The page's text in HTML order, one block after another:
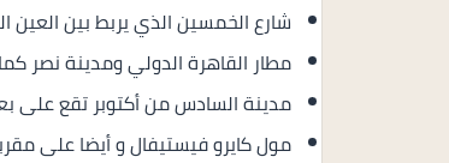
شارع الخمسين الذي يربط بين العين
مطار القاهرة الدولي ومدينة نصر
مدينة السادس من أكتوبر تقع على بعد 40 دقيقة فقط من كمبوند
مول كايرو فيستيفال و أيضا على